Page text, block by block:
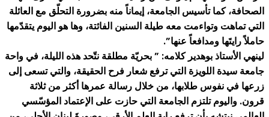
الصحافة، كما تأسيس الجامعة، إيماناً منه بضرورة التحلّق مع العائلة
التي تماهت وتواءمت معه طيلة السنين الفائتة، وها هو اليوم يتقدّمها
حاملاً رايتَها ومدافعاً عنها”.
لينهي الأستاذ بوهدير كلامه: ” بحريّة مطلقة نتّحد هذه الليلة، في واحة
جامعة سيدة اللويزة التي ترفع شعار فرح الحقيقة، والتي تسعى إلى
زرعها في نفوس طلابها، من خلال رسالة عمرها أكثر من ثلاثة
قرون. واليوم تلتزم الجامعة التي حازت على الإعتماد المؤسّسي